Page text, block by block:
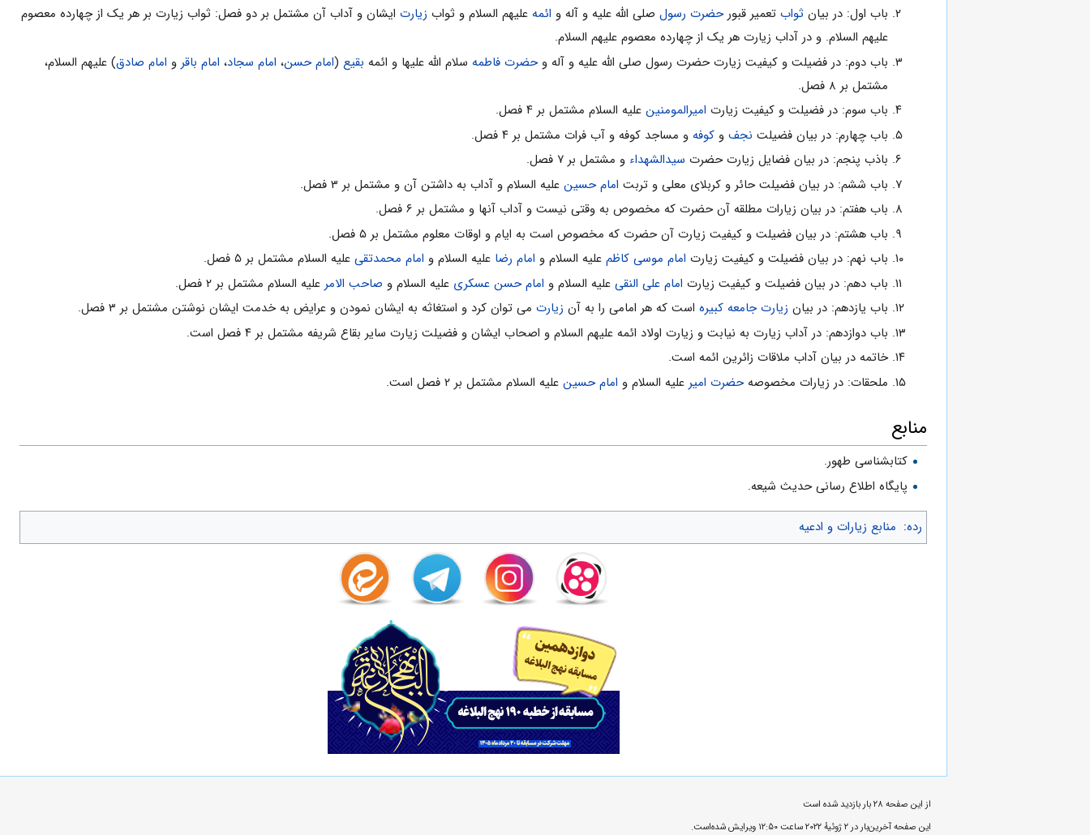
باب اول: در بیان ثوابتعمیر قبورحضرت رسولصلی الله علیه و آله و ائمهعلیهم السلام و ثواب زیارتایشان و آداب آن مشتمل بر دو فصل: ثواب زیارت بر هر یک از چهارده معصوم
علیهم السلام. و در آداب زیارت هر یک از چهارده معصوم علیهم السلام.
باب دوم: در فضیلت و کیفیت زیارت حضرت رسول صلی الله علیه و آله وحضرت فاطمهسلام الله علیها و ائمه بقیع(امام حسن، امام سجاد، امام باقر و امام صادق) علیهم السلام،
مشتمل بر ۸ فصل.
باب سوم: در فضیلت و کیفیت زیارت امیرالمومنینعلیه السلام مشتمل بر ۴ فصل.
باب چهارم: در بیان فضیلت نجفو کوفهو مساجد کوفه و آب فرات مشتمل بر ۴ فصل.
باذب پنجم: در بیان فضایل زیارت حضرت سیدالشهداء و مشتمل بر ۷ فصل.
باب ششم: در بیان فضیلت حائر و کربلای معلی و تربت امام حسینعلیه السلام و آداب به داشتن آن و مشتمل بر ۳ فصل.
باب هفتم: در بیان زیارات مطلقه آن حضرت که مخصوص به وقتی نیست و آداب آنها و مشتمل بر ۶ فصل.
باب هشتم: در بیان فضیلت و کیفیت زیارت آن حضرت که مخصوص است به ایام و اوقات معلوم مشتمل بر ۵ فصل.
باب نهم: در بیان فضیلت و کیفیت زیارت امام موسی کاظمعلیه السلام و امام رضا علیه السلام و امام محمدتقیعلیه السلام مشتمل بر ۵ فصل.
باب دهم: در بیان فضیلت و کیفیت زیارت امام علی النقیعلیه السلام و امام حسن عسکری علیه السلام و صاحب الامر علیه السلام مشتمل بر ۲ فصل.
باب یازدهم: در بیان زیارت جامعه کبیرهاست که هر امامی را به آن زیارتمی توان کرد و استغاثه به ایشان نمودن و عرایض به خدمت ایشان نوشتن مشتمل بر ۳ فصل.
باب دوازدهم: در آداب زیارت به نیابت و زیارت اولاد ائمه علیهم السلام و اصحاب ایشان و فضیلت زیارت سایر بقاع شریفه مشتمل بر ۴ فصل است.
خاتمه در بیان آداب ملاقات زائرین ائمه است.
ملحقات: در زیارات مخصوصهحضرت امیر علیه السلام و امام حسینعلیه السلام مشتمل بر ۲ فصل است.
منابع
کتابشناسی طهور.
پایگاه اطلاع رسانی حدیث شیعه.
رده: منابع زیارات و ادعیه
از این صفحه ۲۸ بار بازدید شده است
این صفحه آخرین‌بار در ‏۲ ژوئیهٔ ۲۰۲۲ ساعت ‏۱۲:۵۰ ویرایش شده‌است.